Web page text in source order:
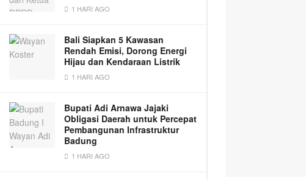
1 HARI AGO
Bali Siapkan 5 Kawasan
Rendah Emisi, Dorong Energi
Hijau dan Kendaraan Listrik
1 HARI AGO
Bupati Adi Arnawa Jajaki
Obligasi Daerah untuk Percepat
Pembangunan Infrastruktur
Badung
1 HARI AGO